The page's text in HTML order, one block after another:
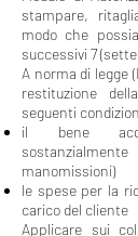
stampare,
modo che
successivi 7
A norma di legge
restituzione
seguenti
il bene
manomissioni)
le spese per la
carico del cliente
Applicare sui